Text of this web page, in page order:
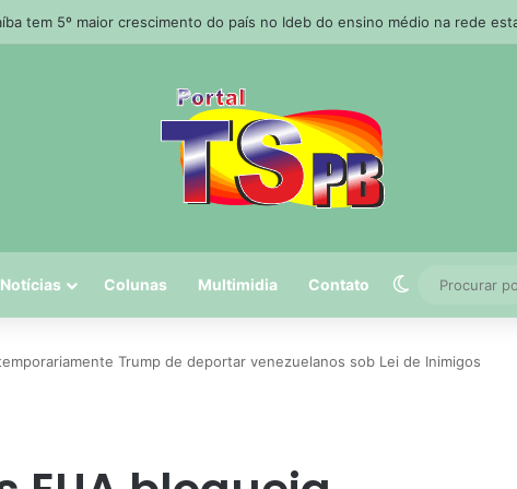
tem 5º maior crescimento do país no Ideb do ensino médio na rede
Notícias Colunas Multimidia Contato Switch skin
Trump de deportar venezuelanos sob Lei de Inimigos